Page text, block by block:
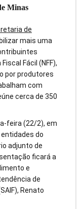
Minas
de
mais uma
Fácil (NFF),
por produtores
com
cerca de 350
feira (22/2), em
do
adjunto de
ficará a
e
de
Renato